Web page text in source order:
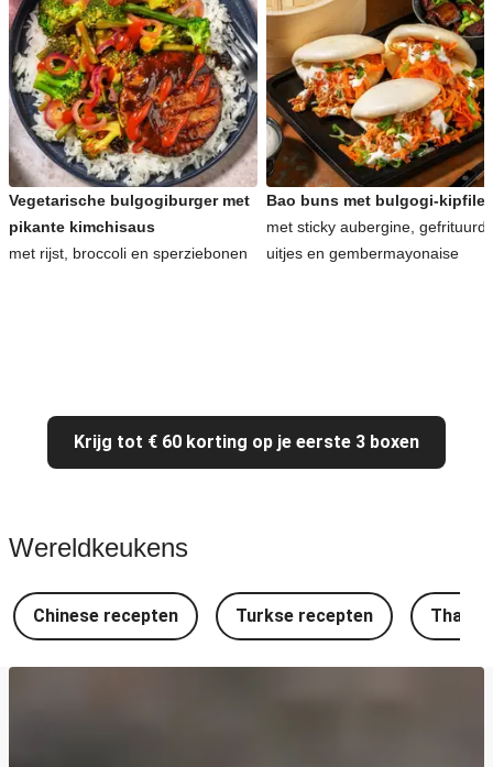
Vegetarische bulgogiburger met
pikante kimchisaus
met rijst, broccoli en sperziebonen
Bao buns met bulgogi-kipfilet
met sticky aubergine,
uitjes en gembermayonaise
Krijg tot € 60 korting op je eerste 3 boxen
Wereldkeukens
Chinese recepten Turkse recepten Thaise